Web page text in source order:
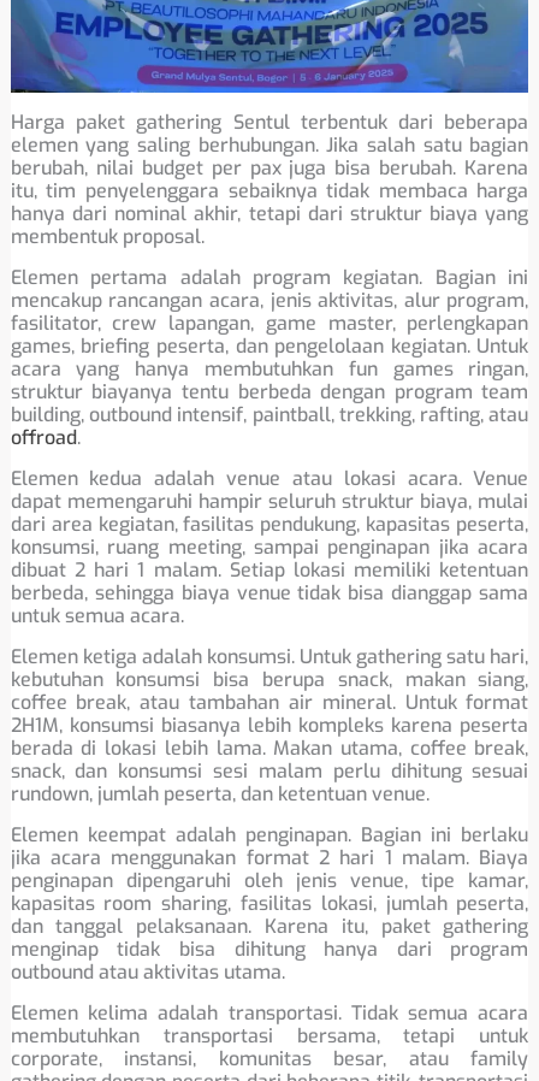
Harga paket gathering Sentul terbentuk dari beberapa
elemen yang saling berhubungan. Jika salah satu bagian
berubah, nilai budget per pax juga bisa berubah. Karena
itu, tim penyelenggara sebaiknya tidak membaca harga
hanya dari nominal akhir, tetapi dari struktur biaya yang
membentuk proposal.
Elemen pertama adalah program kegiatan. Bagian ini
mencakup rancangan acara, jenis aktivitas, alur program,
fasilitator, crew lapangan, game master, perlengkapan
games, briefing peserta, dan pengelolaan kegiatan. Untuk
acara yang hanya membutuhkan fun games ringan,
struktur biayanya tentu berbeda dengan program team
building, outbound intensif, paintball, trekking, rafting, atau
offroad.
Elemen kedua adalah venue atau lokasi acara. Venue
dapat memengaruhi hampir seluruh struktur biaya, mulai
dari area kegiatan, fasilitas pendukung, kapasitas peserta,
konsumsi, ruang meeting, sampai penginapan jika acara
dibuat 2 hari 1 malam. Setiap lokasi memiliki ketentuan
berbeda, sehingga biaya venue tidak bisa dianggap sama
untuk semua acara.
Elemen ketiga adalah konsumsi. Untuk gathering satu hari,
kebutuhan konsumsi bisa berupa snack, makan siang,
coffee break, atau tambahan air mineral. Untuk format
2H1M, konsumsi biasanya lebih kompleks karena peserta
berada di lokasi lebih lama. Makan utama, coffee break,
snack, dan konsumsi sesi malam perlu dihitung sesuai
rundown, jumlah peserta, dan ketentuan venue.
Elemen keempat adalah penginapan. Bagian ini berlaku
jika acara menggunakan format 2 hari 1 malam. Biaya
penginapan dipengaruhi oleh jenis venue, tipe kamar,
kapasitas room sharing, fasilitas lokasi, jumlah peserta,
dan tanggal pelaksanaan. Karena itu, paket gathering
menginap tidak bisa dihitung hanya dari program
outbound atau aktivitas utama.
Elemen kelima adalah transportasi. Tidak semua acara
membutuhkan transportasi bersama, tetapi untuk
corporate, instansi, komunitas besar, atau family